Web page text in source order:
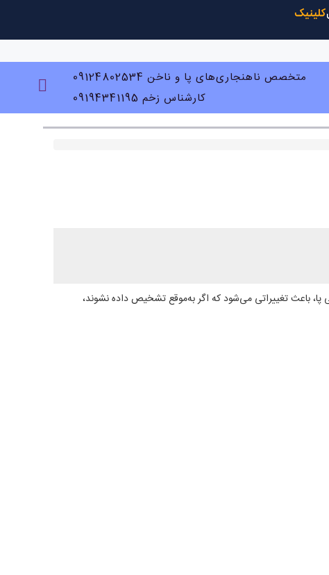
متخصص ناهنجاری‌های پا و ناخن 09124802534
کارشناس زخم 09194341195
باعث تغییراتی می‌شود که اگر به‌موقع تشخیص داده نشوند،